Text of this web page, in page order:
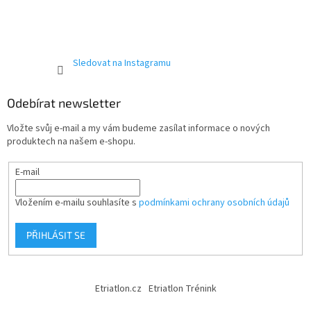
Sledovat na Instagramu
Odebírat newsletter
Vložte svůj e-mail a my vám budeme zasílat informace o nových
produktech na našem e-shopu.
E-mail
Vložením e-mailu souhlasíte s podmínkami ochrany osobních údajů
PŘIHLÁSIT SE
Etriatlon.cz Etriatlon Trénink